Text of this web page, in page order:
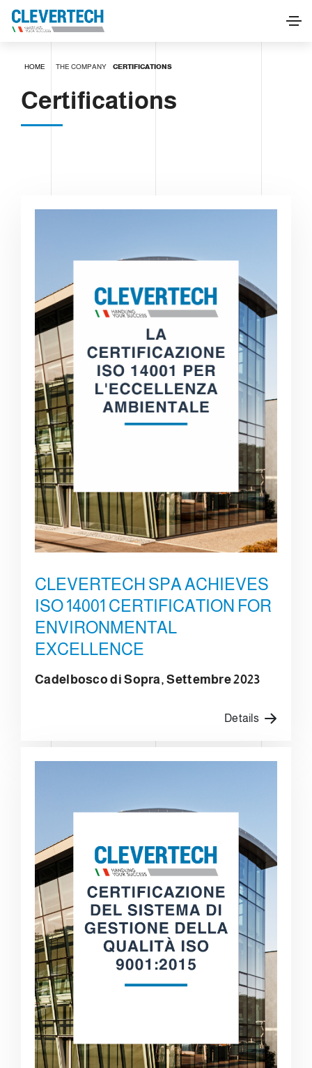
HOME THE COMPANY CERTIFICATIONS
Certifications
CLEVERTECH SPA ACHIEVES
ISO 14001 CERTIFICATION FOR
ENVIRONMENTAL
EXCELLENCE
Cadelbosco di Sopra, Settembre 2023
Details